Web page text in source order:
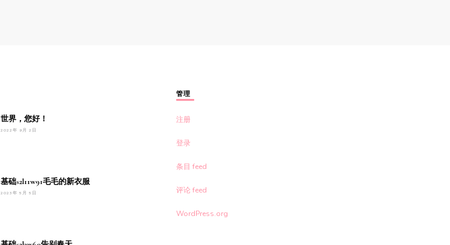
世界，您好！
2022年 9月 2日
基础s2l11w91毛毛的新衣服
2023年 5月 5日
管理
注册
登录
条目 feed
评论 feed
WordPress.org